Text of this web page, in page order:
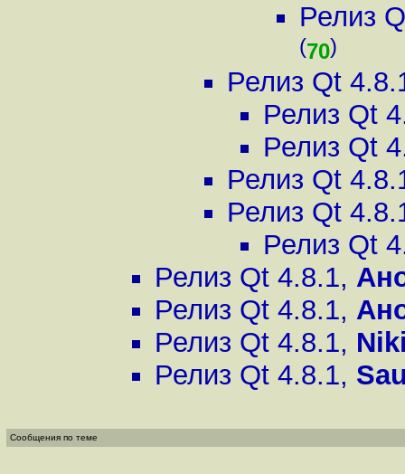
Релиз
(70)
Релиз Qt
Релиз Qt
Релиз Qt
Релиз Qt
Релиз Qt
Релиз Qt
Релиз Qt 4.8.1,
Релиз Qt 4.8.1,
Релиз Qt 4.8.1,
Релиз Qt 4.8.1,
Сообщения по теме